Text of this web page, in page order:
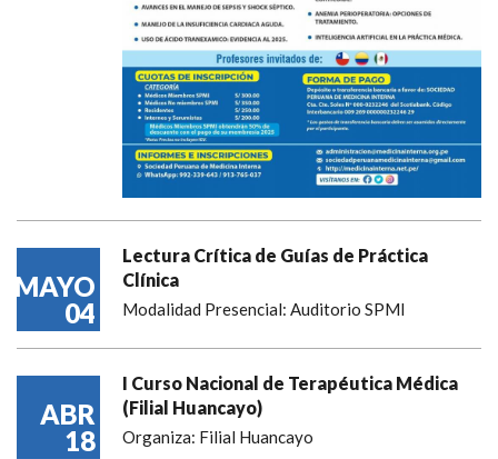
MAYO
04
Lectura Crítica de Guías de Práctica
Clínica
Modalidad Presencial: Auditorio SPMI
ABR
18
I Curso Nacional de Terapéutica Médica
(Filial Huancayo)
Organiza: Filial Huancayo